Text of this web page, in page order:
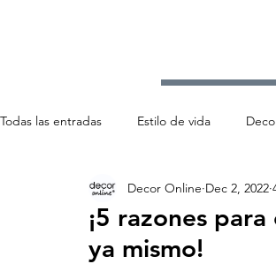
Todas las entradas Estilo de vida
Cine en casa Mobiliario de diseñador
¡5 razones
ya mismo!
Decor Online Dec 2, 2022